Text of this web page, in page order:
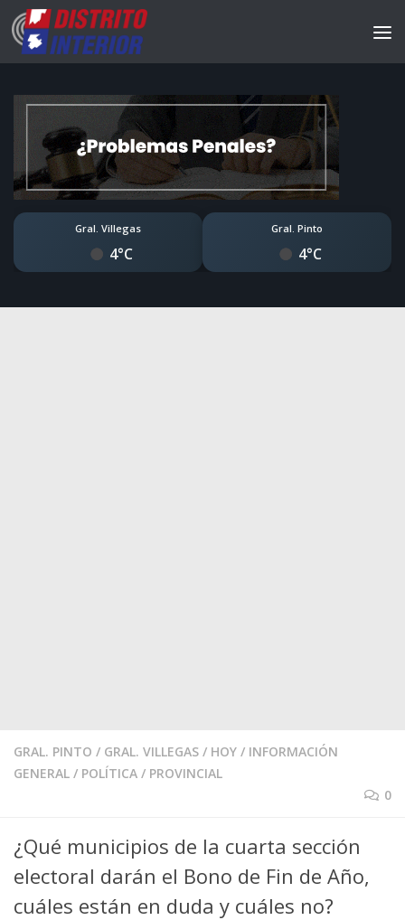
Gral. Villegas
4°C
Gral. Pinto
4°C
GRAL. PINTO / GRAL. VILLEGAS / HOY / INFORMACIÓN
GENERAL / POLÍTICA / PROVINCIAL
0
¿Qué municipios de la cuarta sección
electoral darán el Bono de Fin de Año,
cuáles están en duda y cuáles no?